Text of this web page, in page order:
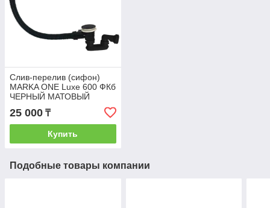
Слив-перелив (сифон)
MARKA ONE Luxe 600 ФКб
ЧЕРНЫЙ МАТОВЫЙ
25 000 ₸
Купить
Подобные товары компании